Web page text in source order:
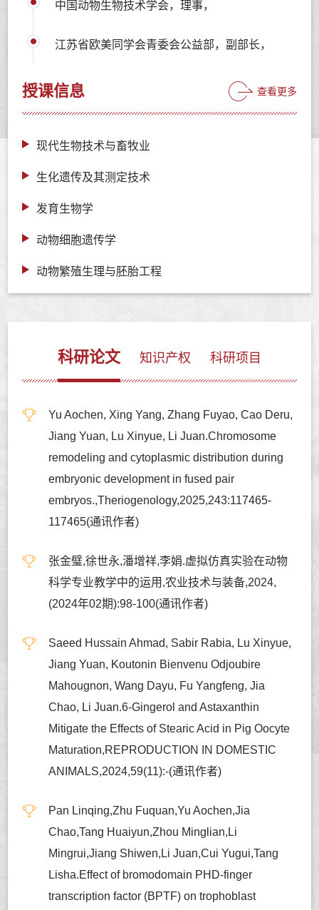
中国动物生物技术学会，理事，
江苏省欧美同学会青委会公益部，副部长，
授课信息 查看更多
现代生物技术与畜牧业
生化遗传及其测定技术
发育生物学
动物细胞遗传学
动物繁殖生理与胚胎工程
科研论文 知识产权 科研项目
Yu Aochen, Xing Yang, Zhang Fuyao, Cao Deru,
Jiang Yuan, Lu Xinyue, Li Juan.Chromosome
remodeling and cytoplasmic distribution during
embryonic development in fused pair
embryos.,Theriogenology,2025,243:117465-
117465(通讯作者)
张金璧,徐世永,潘增祥,李娟.虚拟仿真实验在动物
科学专业教学中的运用,农业技术与装备,2024,
(2024年02期):98-100(通讯作者)
Saeed Hussain Ahmad, Sabir Rabia, Lu Xinyue,
Jiang Yuan, Koutonin Bienvenu Odjoubire
Mahougnon, Wang Dayu, Fu Yangfeng, Jia
Chao, Li Juan.6-Gingerol and Astaxanthin
Mitigate the Effects of Stearic Acid in Pig Oocyte
Maturation,REPRODUCTION IN DOMESTIC
ANIMALS,2024,59(11):-(通讯作者)
Pan Linqing,Zhu Fuquan,Yu Aochen,Jia
Chao,Tang Huaiyun,Zhou Minglian,Li
Mingrui,Jiang Shiwen,Li Juan,Cui Yugui,Tang
Lisha.Effect of bromodomain PHD-finger
transcription factor (BPTF) on trophoblast